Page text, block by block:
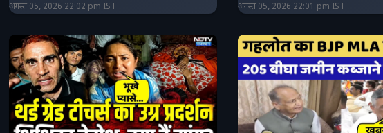
अगस्त 05, 2026 22:02 pm IST अगस्त 05, 2026 22:01 pm IST